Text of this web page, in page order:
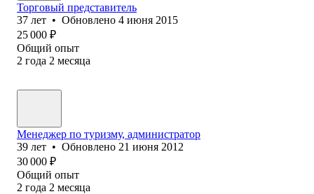
Торговый представитель
37 лет • Обновлено 4 июня 2015
25 000 ₽
Общий опыт
2 года 2 месяца
Менеджер по туризму, администратор
39 лет • Обновлено 21 июня 2012
30 000 ₽
Общий опыт
2 года 2 месяца